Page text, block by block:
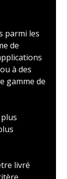
parmi les
de
à des
gamme de
livré